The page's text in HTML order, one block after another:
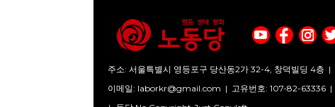
주소: 서울특별시 영등포구 당산동2가 32-4, 창덕빌딩 4층 |
이메일: laborkr@gmail.com | 고유번호: 107-82-63336 |